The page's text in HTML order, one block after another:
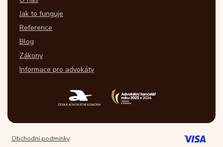
Jak to funguje
Reference
Blog
Zákony
Informace pro advokáty
Obchodní podmínky